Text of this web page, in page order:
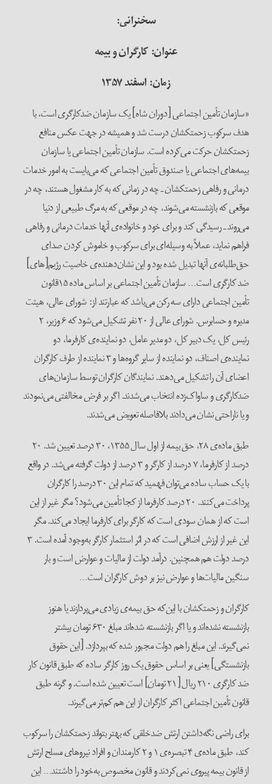
سخنرانی:
عنوان: کارگران و بیمه
زمان: اسفند ۱۳۵۷
«سازمان تأمین اجتماعی [دوران شاه] یک سازمان ضدکارگری است، با
هدف سرکوب زحمتکشان درست شد و همیشه در جهت عکس منافع
زحمتکشان حرکت می‌کرده است. سازمان تأمین اجتماعی یا سازمان
بیمه‌های اجتماعی یا صندوق تأمین اجتماعی که می‌بایست به امور خدمات
درمانی و رفاهی زحمتکشان ـ چه در زمانی که به کار مشغول هستند، چه در
موقعی که بازنشسته می‌شوند، چه در موقعی که به مرگ طبیعی از دنیا
می‌روند ـ رسیدگی کند و برای خود و خانواده‌ی آنها خدمات درمانی و رفاهی
فراهم نماید، عملاً به وسیله‌ای برای سرکوب و خاموش کردن صدای
حق‌طلبانه‌ی آنها تبدیل شده بود و این نشان‌دهنده‌ی خاصیت رژیم[های]
ضد کارگری است… سازمان تأمین اجتماعی بر اساس ماده ۱۵قانون
تأمین اجتماعی دارای سه رکن می‌باشد که عبارتند از: شورای عالی، هیئت
مدیره و حسابرس. شورای عالی از ۲۰ نفر تشکیل می‌شود که ۶ وزیر، ۲
رئیس کل، یک دبیر کل، دو مدیر عامل، دو نماینده‌ی کارفرما، دو
نماینده‌ی اصناف، دو نماینده از سایر گروه‌ها و ۳ نماینده از طرف کارگران
اعضای آن را تشکیل می‌دهند. نمایندگان کارگران توسط سازمان‌های
ضدکارگری و ساواک‌زده انتخاب می‌شدند. اگر بر فرض مخالفتی می‌نمودند
و یا ناراحتی نشان می‌دادند بلافاصله تعویض می‌شدند.
طبق ماده‌ی ۲۸، حق بیمه از اول سال ۱۳۵۵، ۳۰ درصد تعیین شد. ۲۰
درصد از کارفرما، ۷ درصد از کارگر و ۳ درصد از دولت گرفته می‌شد. در واقع
با یک حساب ساده می‌توان فهمید که تمام این ۳۰ درصد را کارگران
پرداخت می‌کنند. ۲۰ درصد کارفرما از کجا تأمین می‌شود؟ مگر غیر از این
است که از همان سودی است که کارگر برای کارفرما ایجاد می‌کند. مگر
این غیر از ارزش اضافی است که در اثر استثمار کارگر به‌وجود آمده است. ۳
درصد دولت هم همچنین. درآمد دولت از مالیات و عوارض است و بار
سنگین مالیات‌ها و عوارض نیز بر دوش کارگران است…
کارگران و زحمتکشان با این‌که حق بیمه‌ی زیادی می‌پردازند یا هنوز
بازنشسته نشده‌اند و یا اگر بازنشسته شده‌اند مبلغ ۶۳۰ تومان بیشتر
نمی‌گیرند. این مبلغ را هم دولت مجبور شده که بپردازد. [این حقوق
بازنشستگی] یعنی بر اساس حقوق یک روز کارگر ساده که طبق قانون کار
ضد کارگری ۲۱۰ ریال [۲۱ تومان] است تعیین شده است. و گرنه طبق
قانون تأمین اجتماعی اکثر کارگران از این هم کم‌تر می‌گیرند.
برای راضی نگه‌داشتن ارتش ضدخلقی که بهتر بتواند زحمتکشان را سرکوب
کند، طبق ماده‌ی ۴ تبصره‌ی ۱ و ۲ کارمندان و افراد نیروهای مسلح ارتش
از قانون بیمه پیروی نمی‌کردند و قانون مخصوص به‌خود را داشتند… این